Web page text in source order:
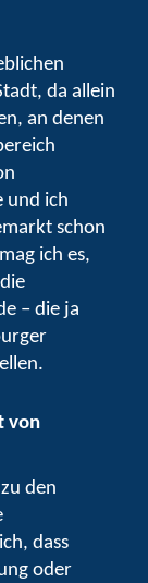
da allein
an denen
und ich
schon
ich es,
– die ja
von
den
dass
oder